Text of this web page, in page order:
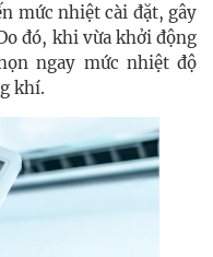
mức nhiệt cài đặt, gây
đó, khi vừa khởi động
ngay mức nhiệt độ
khí.